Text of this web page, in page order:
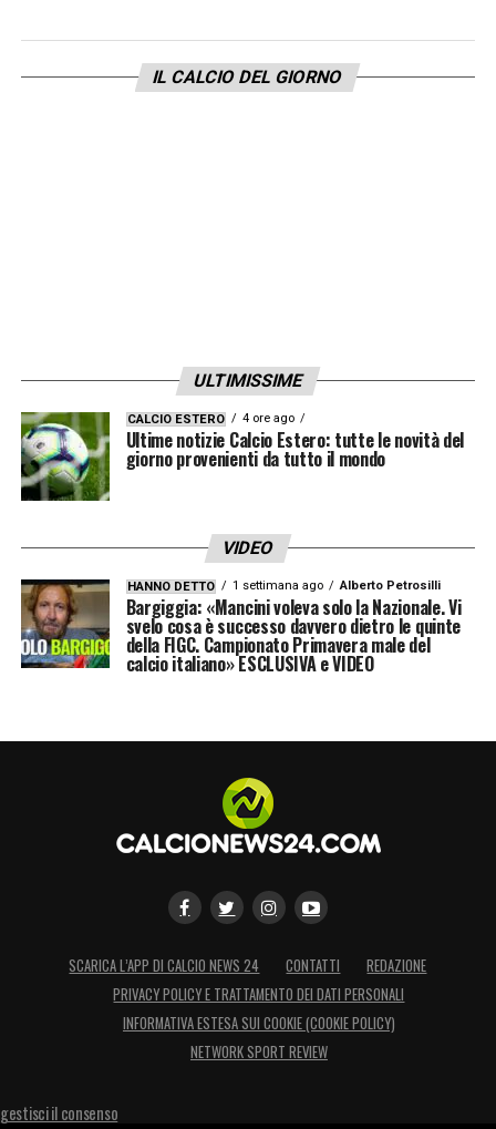
poco: credo rimangano tutti, non ho mai
IL CALCIO DEL GIORNO
ULTIMISSIME
CALCIO ESTERO 4 ore ago
Ultime notizie Calcio Estero: tutte le novità del
giorno provenienti da tutto il mondo
VIDEO
HANNO DETTO 1 settimana ago Alberto Petrosilli
Bargiggia: «Mancini voleva solo la Nazionale. Vi
svelo cosa è successo davvero dietro le quinte
della FIGC. Campionato Primavera male del
calcio italiano» ESCLUSIVA e VIDEO
SCARICA L’APP DI CALCIO NEWS 24 CONTATTI
REDAZIONE
PRIVACY POLICY E TRATTAMENTO DEI DATI PERSONALI
INFORMATIVA ESTESA SUI COOKIE (COOKIE POLICY)
NETWORK SPORT REVIEW
gestisci il consenso